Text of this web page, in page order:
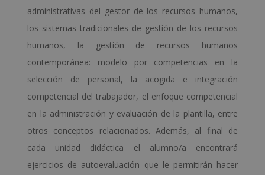
administrativas del gestor de los recursos humanos,
los sistemas tradicionales de gestión de los recursos
humanos, la gestión de recursos humanos
contemporánea: modelo por competencias en la
selección de personal, la acogida e integración
competencial del trabajador, el enfoque competencial
en la administración y evaluación de la plantilla, entre
otros conceptos relacionados. Además, al final de
cada unidad didáctica el alumno/a encontrará
ejercicios de autoevaluación que le permitirán hacer